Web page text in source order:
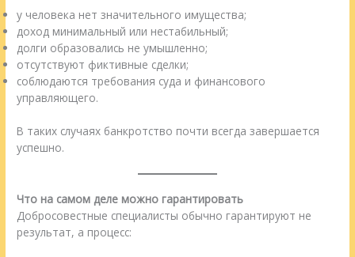
у человека нет значительного имущества;
доход минимальный или нестабильный;
долги образовались не умышленно;
отсутствуют фиктивные сделки;
соблюдаются требования суда и финансового
управляющего.
В таких случаях банкротство почти всегда завершается
успешно.
Что на самом деле можно гарантировать
Добросовестные специалисты обычно гарантируют не
результат, а процесс: